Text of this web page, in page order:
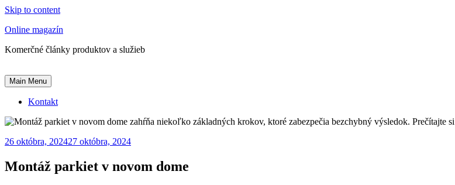
Skip to content
Online magazín
Komerčné články produktov a služieb
Main Menu
Kontakt
26 októbra, 202427 októbra, 2024
Montáž parkiet v novom dome